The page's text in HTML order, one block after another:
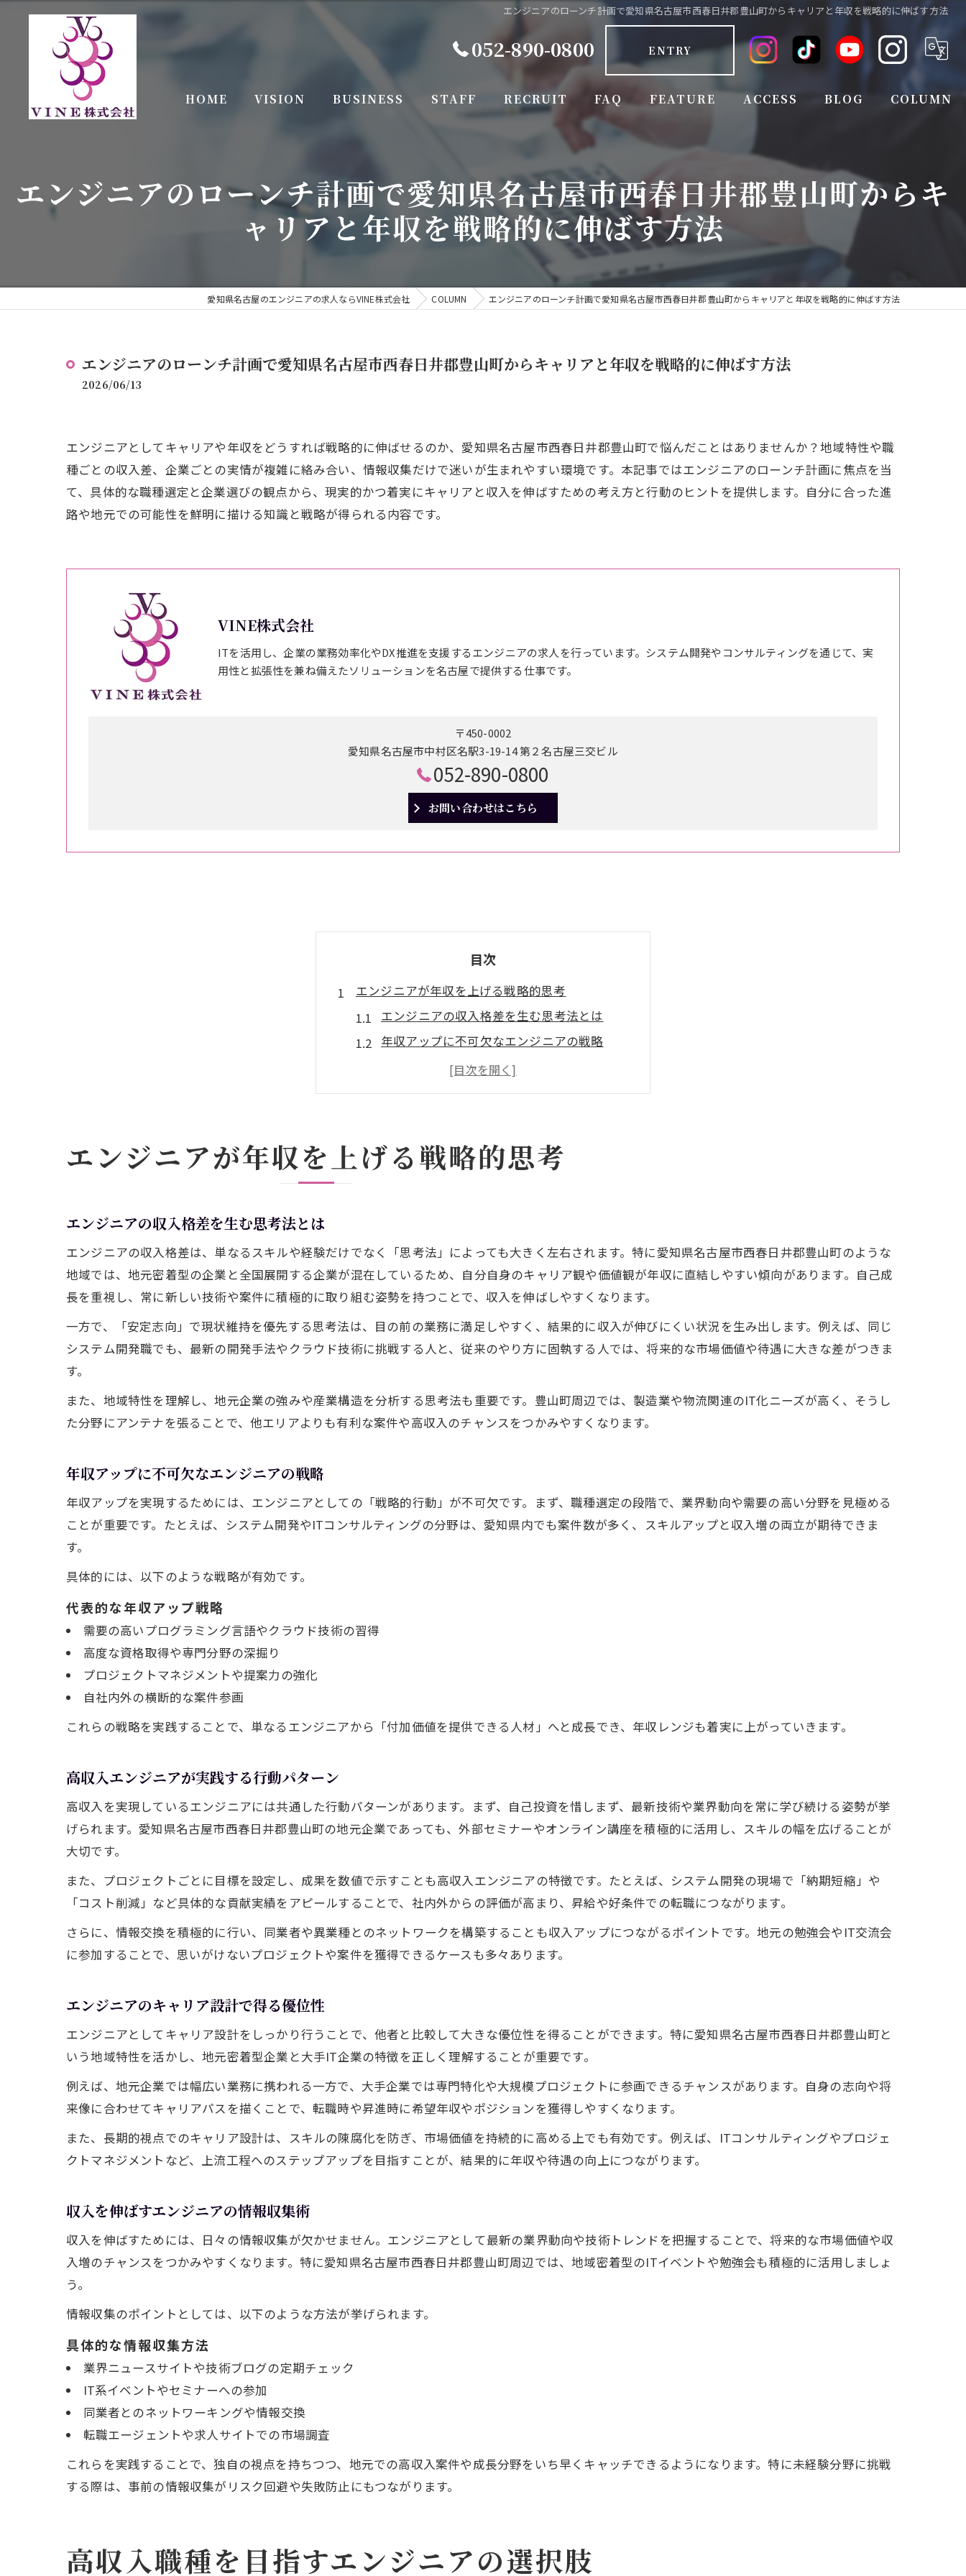
エンジニアのローンチ計画で愛知県名古屋市西春日井郡豊山町からキャリアと年収を戦略的に伸ばす方法
052-890-0800 ENTRY
HOME VISION BUSINESS STAFF RECRUIT FAQ FEATURE
FULL TIME EMPLOYEE
EMPLOYEE BENEFITS
EXPERIENCED
INEXPERIENCED
JOB CHANGE
ACCESS BLOG COLUMN
エンジニアのローンチ計画で愛知県名古屋市西春日井郡豊山町からキ
ャリアと年収を戦略的に伸ばす方法
愛知県名古屋のエンジニアの求人ならVINE株式会社 COLUMN エンジニアのローンチ計画で愛知県名古屋市西春日井郡豊山町からキャリアと年収を戦略的に伸ばす方法
エンジニアのローンチ計画で愛知県名古屋市西春日井郡豊山町からキャリアと年収を戦略的に伸ばす方法
2026/06/13
エンジニアとしてキャリアや年収をどうすれば戦略的に伸ばせるのか、愛知県名古屋市西春日井郡豊山町で悩んだことはありませんか？地域特性や職
種ごとの収入差、企業ごとの実情が複雑に絡み合い、情報収集だけで迷いが生まれやすい環境です。本記事ではエンジニアのローンチ計画に焦点を当
て、具体的な職種選定と企業選びの観点から、現実的かつ着実にキャリアと収入を伸ばすための考え方と行動のヒントを提供します。自分に合った進
路や地元での可能性を鮮明に描ける知識と戦略が得られる内容です。
VINE株式会社
ITを活用し、企業の業務効率化やDX推進を支援するエンジニアの求人を行っています。システム開発やコンサルティングを通じて、実
用性と拡張性を兼ね備えたソリューションを名古屋で提供する仕事です。
〒450-0002
愛知県名古屋市中村区名駅3-19-14 第２名古屋三交ビル
052-890-0800
お問い合わせはこちら
目次
エンジニアが年収を上げる戦略的思考
エンジニアの収入格差を生む思考法とは
年収アップに不可欠なエンジニアの戦略
高収入エンジニアが実践する行動パターン
エンジニアのキャリア設計で得る優位性
高収入職種を目指すエンジニアの選択肢
エンジニアが目指すべき高収入職種の特徴
エンジニアが知るべき市場価値の高め方
豊山町発エンジニアキャリアの可能性を探る
エンジニアが地元で広げるキャリアの選択肢
豊山町から始めるエンジニア転職の現実解
エンジニアの地元活用で年収アップを実現
豊山町発エンジニアが重視すべき企業条件
収入を最大化するエンジニアの選択基準
実務経験を活かすエンジニアの職種戦略
エンジニアが実践すべきスキルアップ術
個性を活かすエンジニアの進路選択ポイント
自分らしい働き方を目指すエンジニアの道
エンジニアが年収を上げる戦略的思考
エンジニアの収入格差を生む思考法とは
エンジニアの収入格差は、単なるスキルや経験だけでなく「思考法」によっても大きく左右されます。特に愛知県名古屋市西春日井郡豊山町のような
地域では、地元密着型の企業と全国展開する企業が混在しているため、自分自身のキャリア観や価値観が年収に直結しやすい傾向があります。自己成
長を重視し、常に新しい技術や案件に積極的に取り組む姿勢を持つことで、収入を伸ばしやすくなります。
一方で、「安定志向」で現状維持を優先する思考法は、目の前の業務に満足しやすく、結果的に収入が伸びにくい状況を生み出します。例えば、同じ
システム開発職でも、最新の開発手法やクラウド技術に挑戦する人と、従来のやり方に固執する人では、将来的な市場価値や待遇に大きな差がつきま
す。
また、地域特性を理解し、地元企業の強みや産業構造を分析する思考法も重要です。豊山町周辺では、製造業や物流関連のIT化ニーズが高く、そうし
た分野にアンテナを張ることで、他エリアよりも有利な案件や高収入のチャンスをつかみやすくなります。
年収アップに不可欠なエンジニアの戦略
年収アップを実現するためには、エンジニアとしての「戦略的行動」が不可欠です。まず、職種選定の段階で、業界動向や需要の高い分野を見極める
ことが重要です。たとえば、システム開発やITコンサルティングの分野は、愛知県内でも案件数が多く、スキルアップと収入増の両立が期待できま
す。
具体的には、以下のような戦略が有効です。
代表的な年収アップ戦略
需要の高いプログラミング言語やクラウド技術の習得
高度な資格取得や専門分野の深掘り
プロジェクトマネジメントや提案力の強化
自社内外の横断的な案件参画
これらの戦略を実践することで、単なるエンジニアから「付加価値を提供できる人材」へと成長でき、年収レンジも着実に上がっていきます。
高収入エンジニアが実践する行動パターン
高収入を実現しているエンジニアには共通した行動パターンがあります。まず、自己投資を惜しまず、最新技術や業界動向を常に学び続ける姿勢が挙
げられます。愛知県名古屋市西春日井郡豊山町の地元企業であっても、外部セミナーやオンライン講座を積極的に活用し、スキルの幅を広げることが
大切です。
また、プロジェクトごとに目標を設定し、成果を数値で示すことも高収入エンジニアの特徴です。たとえば、システム開発の現場で「納期短縮」や
「コスト削減」など具体的な貢献実績をアピールすることで、社内外からの評価が高まり、昇給や好条件での転職につながります。
さらに、情報交換を積極的に行い、同業者や異業種とのネットワークを構築することも収入アップにつながるポイントです。地元の勉強会やIT交流会
に参加することで、思いがけないプロジェクトや案件を獲得できるケースも多々あります。
エンジニアのキャリア設計で得る優位性
エンジニアとしてキャリア設計をしっかり行うことで、他者と比較して大きな優位性を得ることができます。特に愛知県名古屋市西春日井郡豊山町と
いう地域特性を活かし、地元密着型企業と大手IT企業の特徴を正しく理解することが重要です。
例えば、地元企業では幅広い業務に携われる一方で、大手企業では専門特化や大規模プロジェクトに参画できるチャンスがあります。自身の志向や将
来像に合わせてキャリアパスを描くことで、転職時や昇進時に希望年収やポジションを獲得しやすくなります。
また、長期的視点でのキャリア設計は、スキルの陳腐化を防ぎ、市場価値を持続的に高める上でも有効です。例えば、ITコンサルティングやプロジェ
クトマネジメントなど、上流工程へのステップアップを目指すことが、結果的に年収や待遇の向上につながります。
収入を伸ばすエンジニアの情報収集術
収入を伸ばすためには、日々の情報収集が欠かせません。エンジニアとして最新の業界動向や技術トレンドを把握することで、将来的な市場価値や収
入増のチャンスをつかみやすくなります。特に愛知県名古屋市西春日井郡豊山町周辺では、地域密着型のITイベントや勉強会も積極的に活用しましょ
う。
情報収集のポイントとしては、以下のような方法が挙げられます。
具体的な情報収集方法
業界ニュースサイトや技術ブログの定期チェック
IT系イベントやセミナーへの参加
同業者とのネットワーキングや情報交換
転職エージェントや求人サイトでの市場調査
これらを実践することで、独自の視点を持ちつつ、地元での高収入案件や成長分野をいち早くキャッチできるようになります。特に未経験分野に挑戦
する際は、事前の情報収集がリスク回避や失敗防止にもつながります。
高収入職種を目指すエンジニアの選択肢